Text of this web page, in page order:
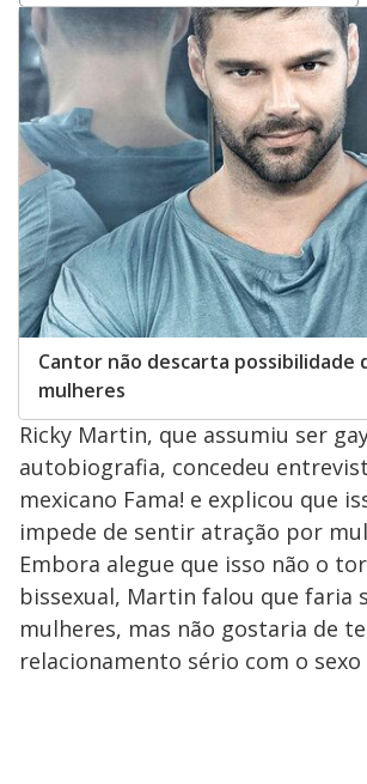
Opens in new window
Cantor não descarta possibilidade
mulheres
Ricky Martin, que assumiu ser
autobiografia, concedeu
mexicano Fama! e explicou que
impede de sentir atração por
Embora alegue que isso não o
bissexual, Martin falou que faria
mulheres, mas não gostaria de
relacionamento sério com o